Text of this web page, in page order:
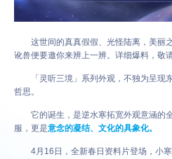
这世间的真真假假、光怪陆离，美丽之
讹兽便要邀你来辨上一辨。详细爆料，敬
「灵听三境」系列外观，不独为呈现
哲思。
它的诞生，是逆水寒拓宽外观意涵的
服，更是意念的凝结、文化的具象化。
4月16日，全新春日资料片登场，小寒